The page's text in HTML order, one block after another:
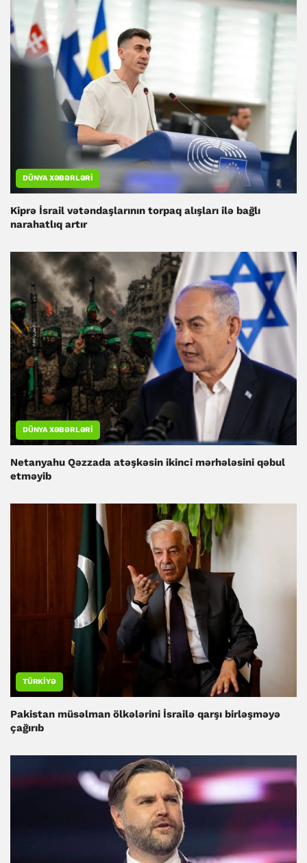
DÜNYA XƏBƏRLƏRI
Kiprə İsrail vətəndaşlarının torpaq alışları ilə bağlı
narahatlıq artır
DÜNYA XƏBƏRLƏRI
Netanyahu Qəzzada atəşkəsin ikinci mərhələsini qəbul
etməyib
TÜRKIYƏ
Pakistan müsəlman ölkələrini İsrailə qarşı birləşməyə
çağırıb